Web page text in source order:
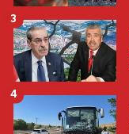
3
4